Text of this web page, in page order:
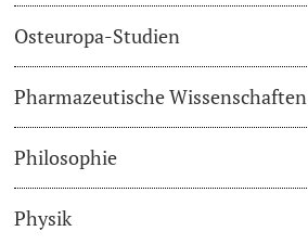
Osteuropa-Studien
Pharmazeutische Wissenschaften
Philosophie
Physik